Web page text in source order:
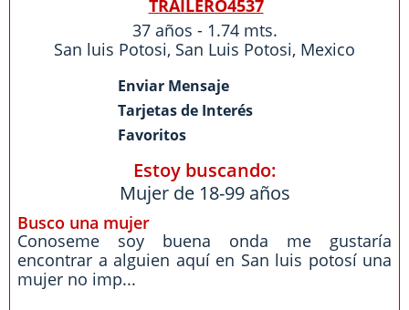
TRAILERO4537
37 años - 1.74 mts.
San luis Potosi, San Luis Potosi, Mexico
Enviar Mensaje
Tarjetas de Interés
Favoritos
Estoy buscando:
Mujer de 18-99 años
Busco una mujer
Conoseme soy buena onda me gustaría
encontrar a alguien aquí en San luis potosí una
mujer no imp...